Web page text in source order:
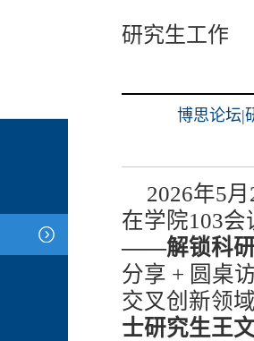
研究生工作
博思论坛|
2026年5月
在学院103会
——解锁科
分享 + 圆桌
交叉创新领
士研究生王